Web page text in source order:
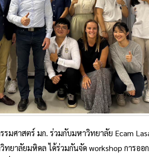
มศาสตร์ มก. ร่วมกับมหาวิทยาลัย Ecam
ทยาลัยมหิดล ได้ร่วมกันจัด workshop การอ